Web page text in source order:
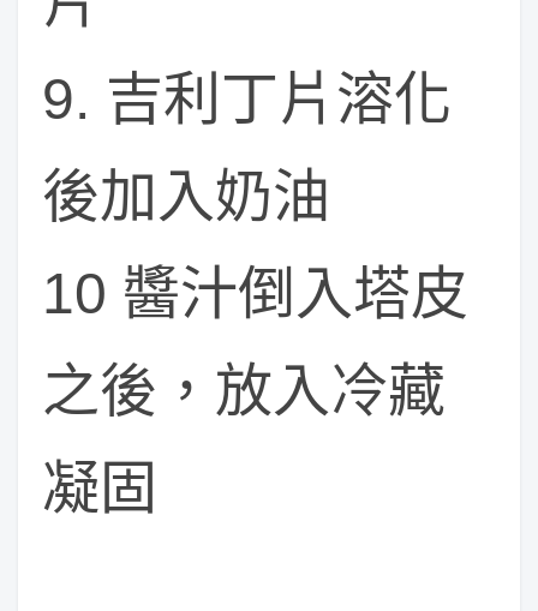
9. 吉利丁片溶化
後加入奶油
10 醬汁倒入塔皮
之後，放入冷藏
凝固